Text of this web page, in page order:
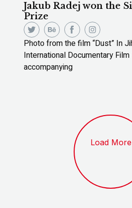
Jakub Radej won the
Prize
Photo from the film “Dust” In
International Documentary
accompanying
Load More